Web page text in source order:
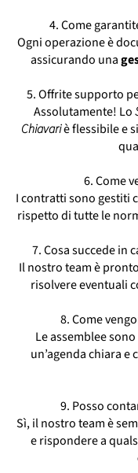
4. Come
Ogni operazione è
assicurando una
5. Offrite supporto
Assolutamente! Lo
Chiavariè flessibile e
6. Come
I contratti sono gestiti
rispetto di tutte le
7. Cosa succede in
Il nostro team è
risolvere eventuali
8. Come
Le assemblee
un’agenda chiara
9. Posso
Sì, il nostro team è
e rispondere a